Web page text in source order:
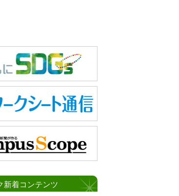
新着コンテンツ